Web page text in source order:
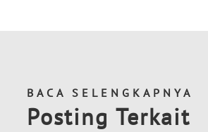
BACA SELENGKAPNYA
Posting Terkait